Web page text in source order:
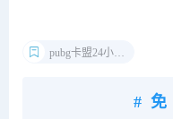
pubg卡盟24小时自动发卡平台
#